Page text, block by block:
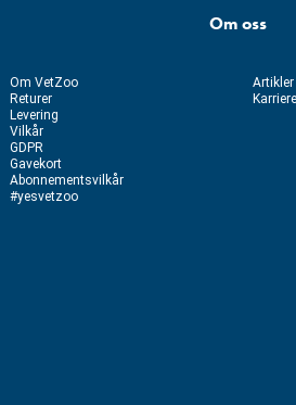
Om VetZoo
Returer
Levering
Vilkår
GDPR
Gavekort
Abonnementsvilkår
#yesvetzoo
Om oss
Artikler
Karriere